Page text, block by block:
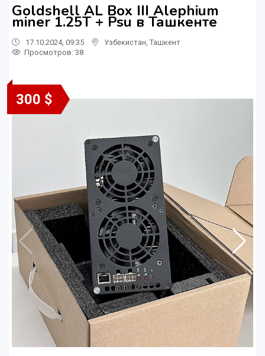
Goldshell AL Box III Alephium
miner 1.25T + Psu в Ташкенте
17.10.2024, 09:35 Узбекистан Ташкент
Просмотров: 38
300 $